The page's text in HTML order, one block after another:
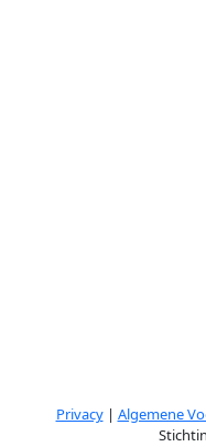
Privacy| Algemene